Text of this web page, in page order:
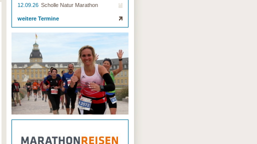
12.09.26 Scholle Natur Marathon
weitere Termine